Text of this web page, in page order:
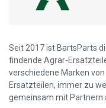
Seit 2017 ist BartsParts
findende Agrar-
verschiedene Marken
Ersatzteilen, immer zu
gemeinsam mit Partnern